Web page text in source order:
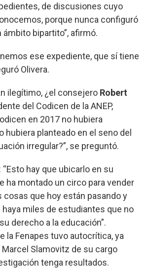
de discusiones cuyo
porque nunca configuró
bipartito”, afirmó.
ese expediente, que sí tiene
Olivera.
ilegítimo, ¿el consejero Robert
del Codicen de la ANEP,
en 2017 no hubiera
hubiera planteado en el seno del
irregular?”, se preguntó.
hay que ubicarlo en su
ha montado un circo para vender
cosas que hoy están pasando y
haya miles de estudiantes que no
derecho a la educación”.
la Fenapes tuvo autocrítica, ya
Marcel Slamovitz de su cargo
tenga resultados.